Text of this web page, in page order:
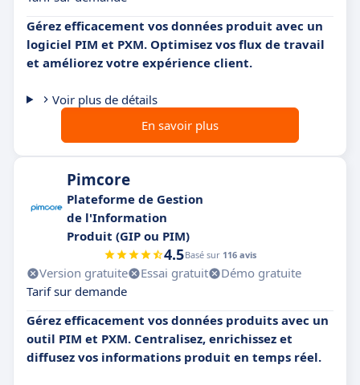
Gérez efficacement vos données produit avec un
logiciel PIM et PXM. Optimisez vos flux de travail
et améliorez votre expérience client.
Voir plus de détails
En savoir plus
Pimcore
Plateforme de Gestion
de l'Information
Produit (GIP ou PIM)
4.5Basé sur 116 avis
Version gratuite Essai gratuit
Démo gratuite
Tarif sur demande
Gérez efficacement vos données produits avec un
outil PIM et PXM. Centralisez, enrichissez et
diffusez vos informations produit en temps réel.